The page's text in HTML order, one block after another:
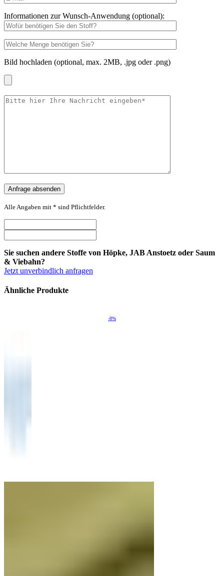
Informationen zur Wunsch-Anwendung (optional):
Bild hochladen (optional, max. 2MB, .jpg oder .png)
Alle Angaben mit * sind Pflichtfelder.
Sie suchen andere Stoffe von Höpke, JAB Anstoetz oder Saum
& Viebahn?
Jetzt unverbindlich anfragen
Ähnliche Produkte
-8%